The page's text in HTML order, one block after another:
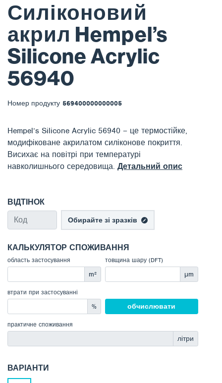
Силіконовий
акрил Hempel’s
Silicone Acrylic
56940
Номер продукту 569400000000005
Hempel’s Silicone Acrylic 56940 – це термостійке,
модифіковане акрилатом силіконове покриття.
Висихає на повітрі при температурі
навколишнього середовища. Детальний опис
ВІДТІНОК
Обирайте зі зразків
КАЛЬКУЛЯТОР СПОЖИВАННЯ
область застосування
m²
товщина шару (DFT)
μm
втрати при застосуванні
% обчислювати
практичне споживання
літри
ВАРІАНТИ